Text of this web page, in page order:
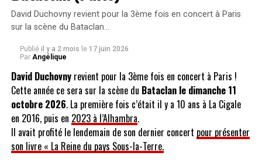
accompagnés sur scène par Christian Love, Randell Kirsch, Tim
Bonhomme, John Cowsill and Scott Totten. (Brian Wilson, Al
et ne seront pas présents sur scène.)
Pour réserver votre place rendez-vous sur le site de
l’Olympia en cliquant ici !
SUJETS ABORDÉS : THE BEACH BOYS
David Duchovny revient pour la 3ème fois en concert à Paris
sur la scène du Bataclan…
Publié il y a 2 mois le 17 juin 2026
Par Angélique
David Duchovnyrevient pour la 3ème fois en concert à Paris !
Cette année ce sera sur la scène du Bataclan le dimanche 11
octobre 2026. La première fois c’était il y a 10 ans à La Cigale
en 2016, puis en 2023 à l’Alhambra.
Il avait profité le lendemain de son dernier concert pour présenter
son livre « La Reine du pays Sous-la-Terre.